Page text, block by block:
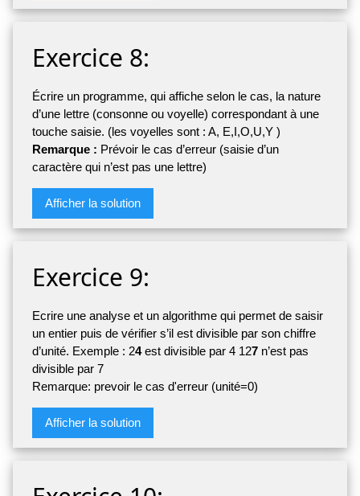
Exercice 8:
Écrire un programme, qui affiche selon le cas, la nature
d’une lettre (consonne ou voyelle) correspondant à une
touche saisie. (les voyelles sont : A, E,I,O,U,Y )
Remarque : Prévoir le cas d’erreur (saisie d’un
caractère qui n’est pas une lettre)
Afficher la solution
Exercice 9:
Ecrire une analyse et un algorithme qui permet de saisir
un entier puis de vérifier s’il est divisible par son chiffre
d’unité. Exemple : 24est divisible par 4 127 n’est pas
divisible par 7
Remarque: prevoir le cas d'erreur (unité=0)
Afficher la solution